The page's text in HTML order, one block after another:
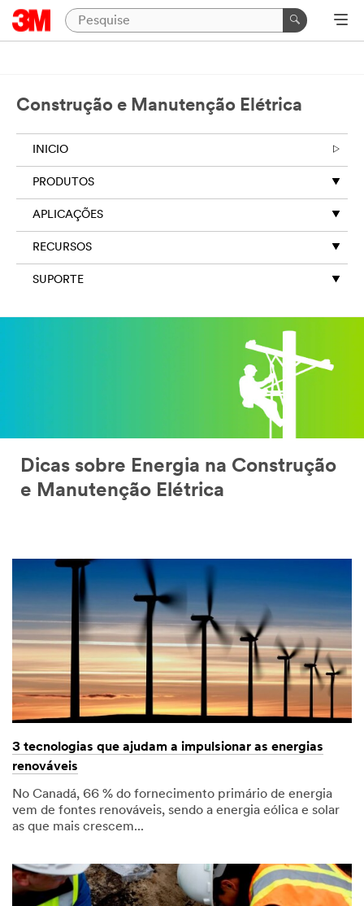
Construção e Manutenção Elétrica
INICIO
PRODUTOS
APLICAÇÕES
RECURSOS
SUPORTE
Dicas sobre Energia na Construção
e Manutenção Elétrica
3 tecnologias que ajudam a impulsionar as energias
renováveis
No Canadá, 66 % do fornecimento primário de energia
vem de fontes renováveis, sendo a energia eólica e solar
as que mais crescem...